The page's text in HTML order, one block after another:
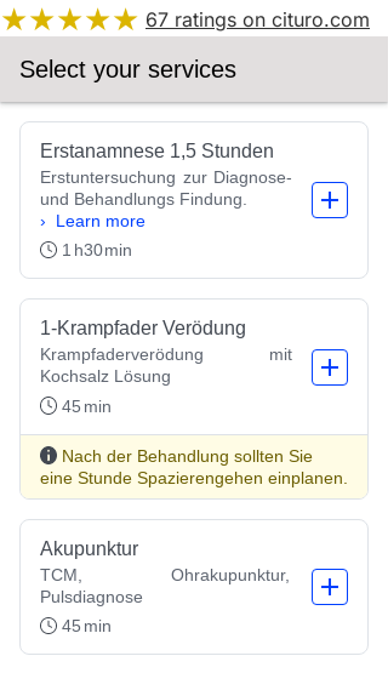
Dietmar Ehinger
★★★★★
5.00 out of 5 from
67 ratings on cituro.com